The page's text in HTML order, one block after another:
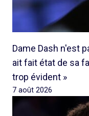
Dame Dash n'est
ait fait état de sa
trop évident »
7 août 2026